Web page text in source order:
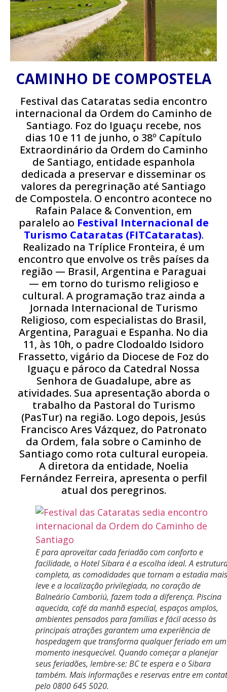
CAMINHO DE COMPOSTELA
Festival das Cataratas sedia encontro
internacional da Ordem do Caminho de
Santiago. Foz do Iguaçu recebe, nos
dias 10 e 11 de junho, o 38º Capítulo
Extraordinário da Ordem do Caminho
de Santiago, entidade espanhola
dedicada a preservar e disseminar os
valores da peregrinação até Santiago
de Compostela. O encontro acontece no
Rafain Palace & Convention, em
paralelo ao Festival Internacional de
Turismo Cataratas (FITCataratas).
Realizado na Tríplice Fronteira, é um
encontro que envolve os três países da
região — Brasil, Argentina e Paraguai
— em torno do turismo religioso e
cultural. A programação traz ainda a
Jornada Internacional de Turismo
Religioso, com especialistas do Brasil,
Argentina, Paraguai e Espanha. No dia
11, às 10h, o padre Clodoaldo Isidoro
Frassetto, vigário da Diocese de Foz do
Iguaçu e pároco da Catedral Nossa
Senhora de Guadalupe, abre as
atividades. Sua apresentação aborda o
trabalho da Pastoral do Turismo
(PasTur) na região. Logo depois, Jesús
Francisco Ares Vázquez, do Patronato
da Ordem, fala sobre o Caminho de
Santiago como rota cultural europeia.
A diretora da entidade, Noelia
Fernández Ferreira, apresenta o perfil
atual dos peregrinos.
E para aproveitar cada feriadão com conforto e
facilidade, o Hotel Sibara é a escolha ideal. A
completa, as comodidades que tornam a estadia mais
leve e a localização privilegiada, no coração de
Balneário Camboriú, fazem toda a diferença. Piscina
aquecida, café da manhã especial, espaços amplos,
ambientes pensados para famílias e fácil acesso às
principais atrações garantem uma experiência de
hospedagem que transforma qualquer feriado em um
momento inesquecível. Quando começar a planejar
seus feriadões, lembre-se: BC te espera e o Sibara
também. Mais informações e reservas entre em
pelo 0800 645 5020.